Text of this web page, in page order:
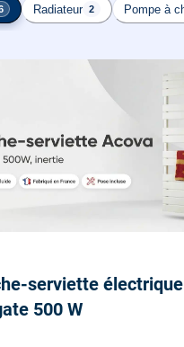
Radiateur 2 Pompe à
serviette
500 W